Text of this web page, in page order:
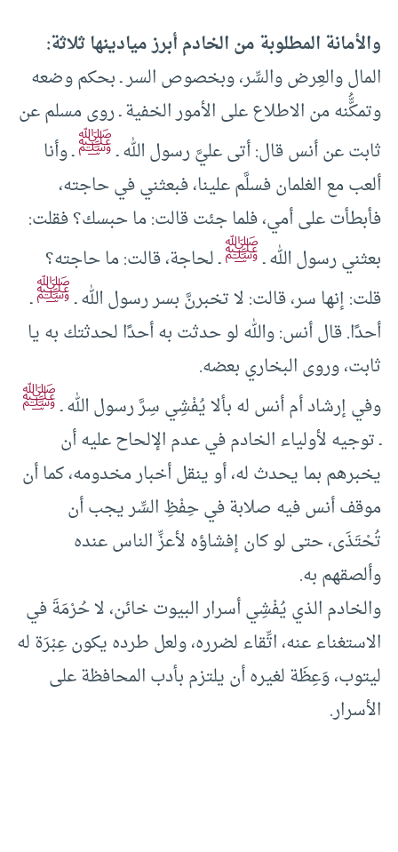
والأمانة المطلوبة من الخادم أبرز ميادينها ثلاثة:
المال والعِرض والسِّر، وبخصوص السر ـ بحكم وضعه
وتمكُّّنه من الاطلاع على الأمور الخفية ـ روى مسلم عن
ثابت عن أنس قال: أتى عليَّ رسول الله ـﷺـ وأنا
ألعب مع الغلمان فسلَّم علينا، فبعثني في حاجته،
فأبطأت على أمي، فلما جئت قالت: ما حبسك؟ فقلت:
بعثني رسول الله ـﷺـ لحاجة، قالت: ما حاجته؟
قلت: إنها سر، قالت: لا تخبرنَّ بسر رسول الله ـﷺـ
أحدًا. قال أنس: والله لو حدثت به أحدًا لحدثتك به يا
ثابت، وروى البخاري بعضه.
وفي إرشاد أم أنس له بألا يُفْشِي سِرَّ رسول الله ـﷺ
ـ توجيه لأولياء الخادم في عدم الإلحاح عليه أن
يخبرهم بما يحدث له، أو ينقل أخبار مخدومه، كما أن
موقف أنس فيه صلابة في حِفْظِ السِّر يجب أن
تُحْتَذَى، حتى لو كان إفشاؤه لأعزِّ الناس عنده
وألصقهم به.
والخادم الذي يُفْشِي أسرار البيوت خائن، لا حُرْمَةَ في
الاستغناء عنه، اتِّقاء لضرره، ولعل طرده يكون عِبْرَة له
ليتوب، وَعِظَة لغيره أن يلتزم بأدب المحافظة على
الأسرار.